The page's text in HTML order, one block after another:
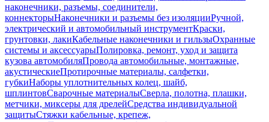
наконечники, разъемы, соединители,
коннекторыНаконечники и разъемы без изоляцииРучной,
электрический и автомобильный инструментКраски,
грунтовки, лакиКабельные наконечники и гильзыОхранные
системы и аксессуарыПолировка, ремонт, уход и защита
кузова автомобиляПровода автомобильные, монтажные,
акустическиеПротирочные материалы, салфетки,
губкиНаборы уплотнительных колец, шайб,
шплинтовСварочные материалыСверла, полотна, плашки,
метчики, миксеры для дрелейСредства индивидуальной
защитыСтяжки кабельные, крепеж,